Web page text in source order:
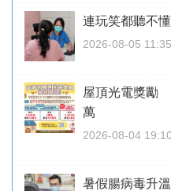
連玩笑都聽不
2026-08-05 11:35
屋頂光電獎勵
萬
2026-08-04 19:10
暑假腸病毒升